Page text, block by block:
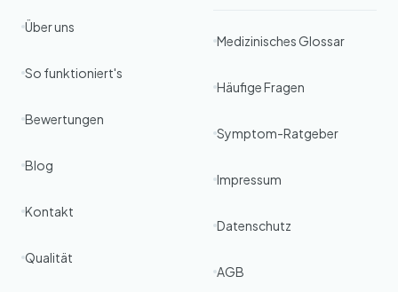
Über uns
So funktioniert's
Bewertungen
Blog
Kontakt
Qualität
Medizinisches Glossar
Häufige Fragen
Symptom-Ratgeber
Impressum
Datenschutz
AGB